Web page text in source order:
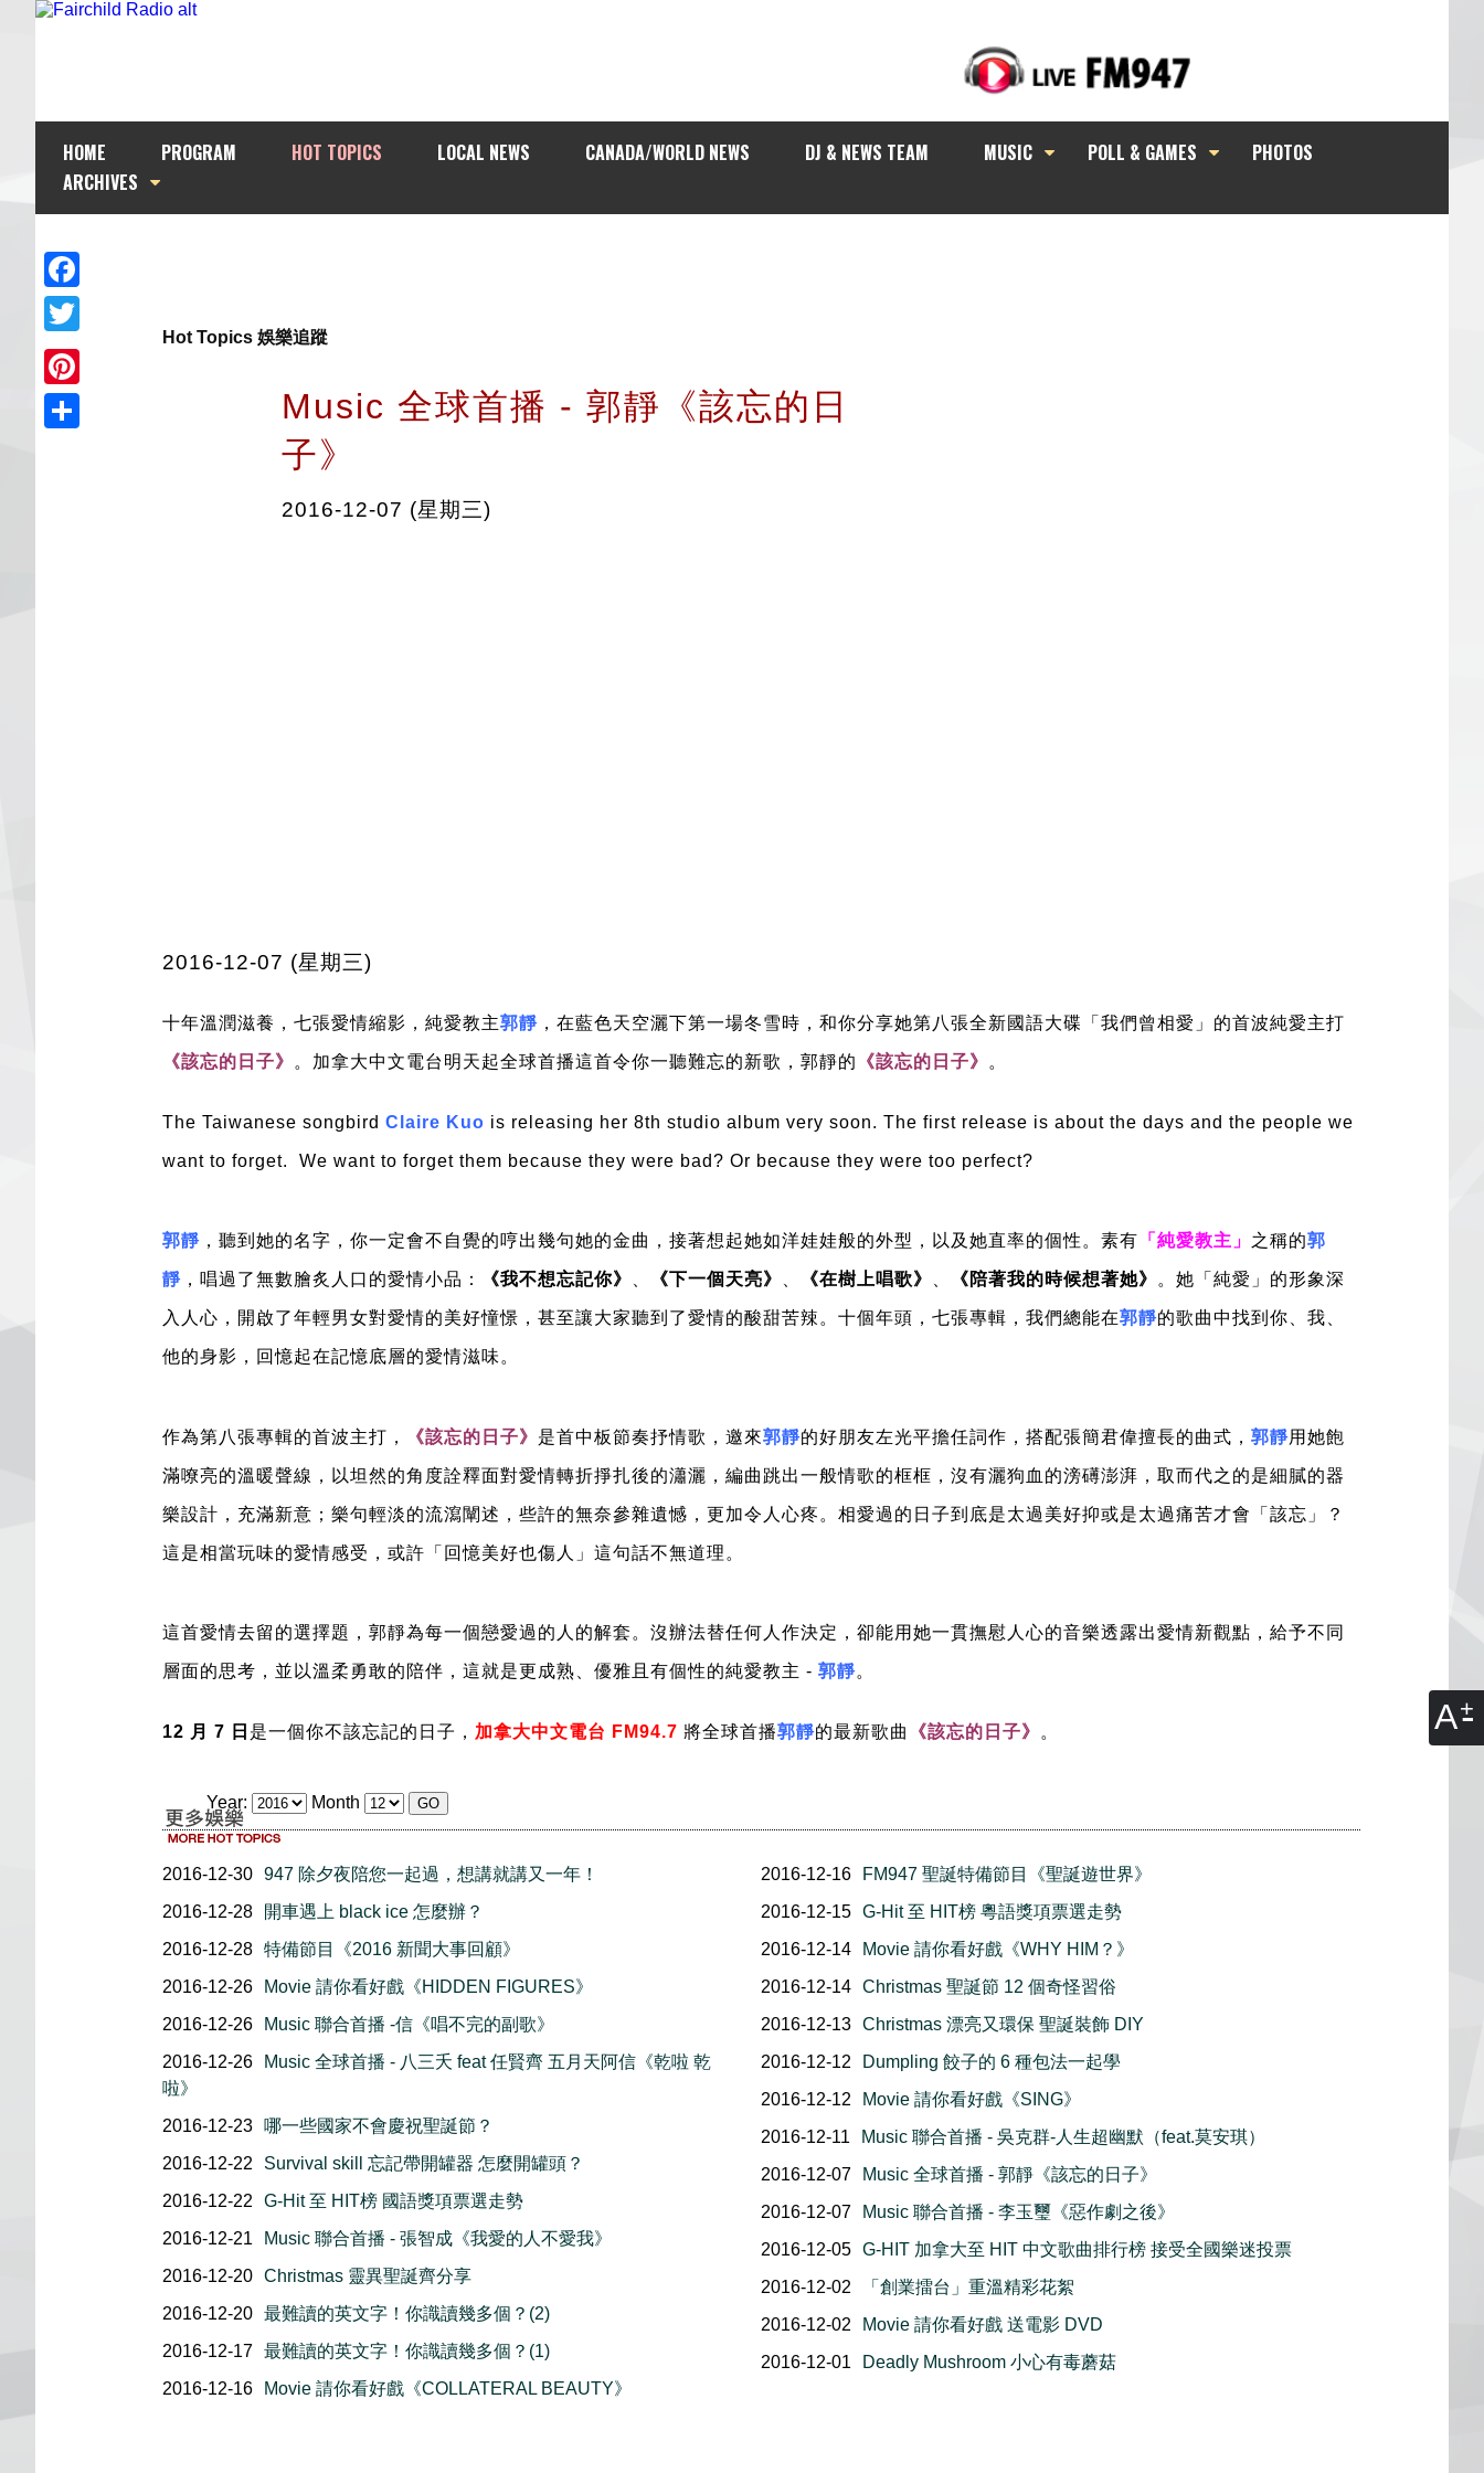
A
HOME PROGRAM HOT TOPICS LOCAL NEWS CANADA/WORLD NEWS DJ & NEWS TEAM MUSIC POLL & GAMES
PHOTOS
ARCHIVES
Facebook
Twitter
Pinterest
Hot Topics 娛樂追蹤
Music 全球首播 - 郭靜《該忘的日
子》
2016-12-07 (星期三)
2016-12-07 (星期三)
十年溫潤滋養，七張愛情縮影，純愛教主郭靜 ，在藍色天空灑下第一場冬雪時，和你分享她第八張全新國語大碟「我們曾相愛」的首波純愛主打
《該忘的日子》 。加拿大中文電台明天起全球首播這首令你一聽難忘的新歌，郭靜的 《該忘的日子》 。
The Taiwanese songbird Claire Kuo is releasing her 8th studio album very soon. The first release is about the days and the people we
want to forget. We want to forget them because they were bad? Or because they were too perfect?
郭靜 ，聽到她的名字，你一定會不自覺的哼出幾句她的金曲，接著想起她如洋娃娃般的外型，以及她直率的個性。素有 「純愛教主」 之稱的郭
靜 ，唱過了無數膾炙人口的愛情小品： 《我不想忘記你》 《下一個天亮》 《在樹上唱歌》 《陪著我的時候想著她》 。她「純愛」的形象深
入人心，開啟了年輕男女對愛情的美好憧憬，甚至讓大家聽到了愛情的酸甜苦辣。十個年頭，七張專輯，我們總能在郭靜的歌曲中找到你、我、
他的身影，回憶起在記憶底層的愛情滋味。
作為第八張專輯的首波主打， 《該忘的日子》 是首中板節奏抒情歌，邀來郭靜的好朋友左光平擔任詞作，搭配張簡君偉擅長的曲式， 郭靜用她飽
滿嘹亮的溫暖聲線，以坦然的角度詮釋面對愛情轉折掙扎後的瀟灑，編曲跳出一般情歌的框框，沒有灑狗血的滂礡澎湃，取而代之的是細膩的器
樂設計，充滿新意；樂句輕淡的流瀉闡述，些許的無奈參雜遺憾，更加令人心疼。相愛過的日子到底是太過美好抑或是太過痛苦才會「該忘」？
這是相當玩味的愛情感受，或許「回憶美好也傷人」這句話不無道理。
這首愛情去留的選擇題，郭靜為每一個戀愛過的人的解套。沒辦法替任何人作決定，卻能用她一貫撫慰人心的音樂透露出愛情新觀點，給予不同
層面的思考，並以溫柔勇敢的陪伴，這就是更成熟、優雅且有個性的純愛教主 - 郭靜。
12 月 7 日 是一個你不該忘記的日子， 加拿大中文電台 FM94.7 將全球首播郭靜的最新歌曲 《該忘的日子》 。
Year: Month
2016-12-30 947 除夕夜陪您一起過，想講就講又一年！
2016-12-28
開車遇上 black ice 怎麼辦？
2016-12-28 特備節目《2016 新聞大事回顧》
2016-12-26
Movie 請你看好戲《HIDDEN FIGURES》
2016-12-26
Music 聯合首播 -信《唱不完的副歌》
2016-12-26
Music 全球首播 - 八三夭 feat 任賢齊 五月天阿信《乾啦 乾
啦》
2016-12-23
哪一些國家不會慶祝聖誕節？
2016-12-22
Survival skill 忘記帶開罐器 怎麼開罐頭？
2016-12-22
G-Hit 至 HIT榜 國語獎項票選走勢
2016-12-21
Music 聯合首播 - 張智成《我愛的人不愛我》
2016-12-20 Christmas 靈異聖誕齊分享
2016-12-20 最難讀的英文字！你識讀幾多個？(2)
2016-12-17 最難讀的英文字！你識讀幾多個？(1)
2016-12-16
Movie 請你看好戲《COLLATERAL BEAUTY》
2016-12-16
FM947 聖誕特備節目《聖誕遊世界》
2016-12-15
G-Hit 至 HIT榜 粵語獎項票選走勢
2016-12-14
Movie 請你看好戲《WHY HIM？》
2016-12-14
Christmas 聖誕節 12 個奇怪習俗
2016-12-13
Christmas 漂亮又環保 聖誕裝飾 DIY
2016-12-12
Dumpling 餃子的 6 種包法一起學
2016-12-12
Movie 請你看好戲《SING》
2016-12-11
Music 聯合首播 - 吳克群-人生超幽默（feat.莫安琪）
2016-12-07
Music 全球首播 - 郭靜《該忘的日子》
2016-12-07
Music 聯合首播 - 李玉璽《惡作劇之後》
2016-12-05
G-HIT 加拿大至 HIT 中文歌曲排行榜 接受全國樂迷投票
2016-12-02
「創業擂台」重溫精彩花絮
2016-12-02
Movie 請你看好戲 送電影 DVD
2016-12-01
Deadly Mushroom 小心有毒蘑菇